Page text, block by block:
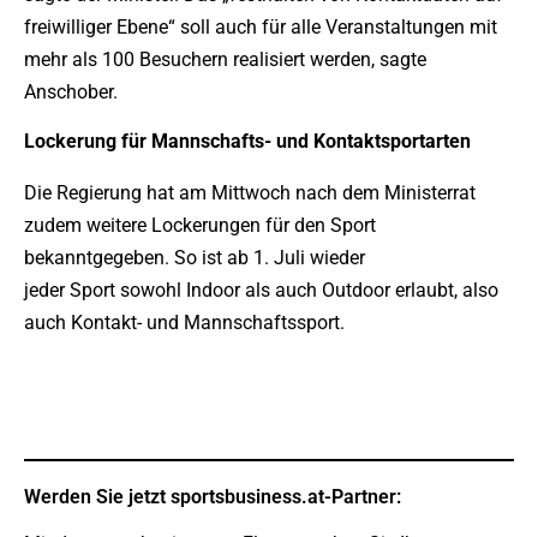
freiwilliger Ebene“ soll auch für alle Veranstaltungen mit
mehr als 100 Besuchern realisiert werden, sagte
Anschober.
Lockerung für Mannschafts- und Kontaktsportarten
Die Regierung hat am Mittwoch nach dem Ministerrat
zudem weitere Lockerungen für den Sport
bekanntgegeben. So ist ab 1. Juli wieder
jeder Sport sowohl Indoor als auch Outdoor erlaubt, also
auch Kontakt- und Mannschaftssport.
Werden Sie jetzt sportsbusiness.at-Partner: